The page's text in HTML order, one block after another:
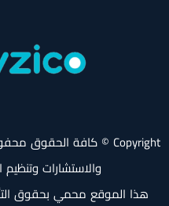
والاستشارات وتنظيم
هذا الموقع محمي بحقوق